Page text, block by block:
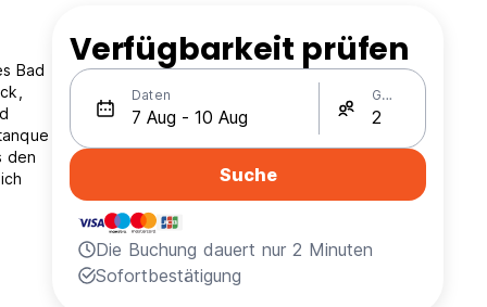
Bad
den
Verfügbarkeit prüfen
Daten Gäste
Suche
Die Buchung dauert nur 2 Minuten
Sofortbestätigung